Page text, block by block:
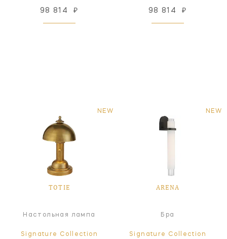
98 814 ₽ 98 814 ₽
NEW
TOTIE
Настольная лампа
Signature Collection
NEW
ARENA
Бра
Signature Collection